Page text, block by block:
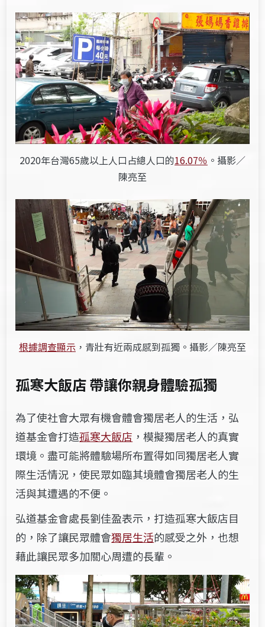
2020年台灣65歲以上人口占總人口的16.07％ 。攝影／
陳亮至
根據調查顯示 ，青壯有近兩成感到孤獨。攝影／陳亮至
孤寒大飯店 帶讓你親身體驗孤獨
為了使社會大眾有機會體會獨居老人的生活， 弘
道基金會打造孤寒大飯店 ，模擬獨居老人的真實
環境。盡可能將體驗場所布置得如同獨居老人實
際生活情況，使民眾如臨其境體會獨居老人的生
活與其遭遇的不便。
弘道基金會處長劉佳盈表示，打造孤寒大飯店目
的，除了讓民眾體會獨居生活的感受之外，也想
藉此讓民眾多加關心周遭的長輩。